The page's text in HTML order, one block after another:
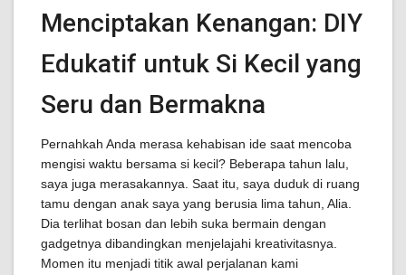
Menciptakan Kenangan: DIY
Edukatif untuk Si Kecil yang
Seru dan Bermakna
Pernahkah Anda merasa kehabisan ide saat mencoba
mengisi waktu bersama si kecil? Beberapa tahun lalu,
saya juga merasakannya. Saat itu, saya duduk di ruang
tamu dengan anak saya yang berusia lima tahun, Alia.
Dia terlihat bosan dan lebih suka bermain dengan
gadgetnya dibandingkan menjelajahi kreativitasnya.
Momen itu menjadi titik awal perjalanan kami